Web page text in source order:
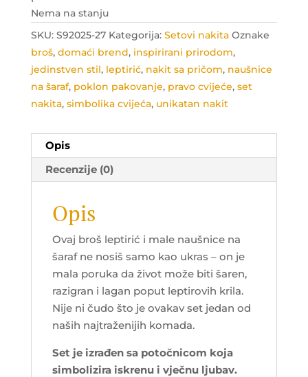
Nema na stanju
SKU: S92025-27 Kategorija: Setovi nakita Oznake
broš, domaći brend, inspirirani prirodom,
jedinstven stil, leptirić, nakit sa pričom, naušnice
na šaraf, poklon pakovanje, pravo cvijeće, set
nakita, simbolika cvijeća, unikatan nakit
Opis
Recenzije (0)
Opis
Ovaj broš leptirić i male naušnice na
šaraf ne nosiš samo kao ukras – on je
mala poruka da život može biti šaren,
razigran i lagan poput leptirovih krila.
Nije ni čudo što je ovakav set jedan od
naših najtraženijih komada.
Set je izrađen sa potočnicom koja
simbolizira iskrenu i vječnu ljubav.